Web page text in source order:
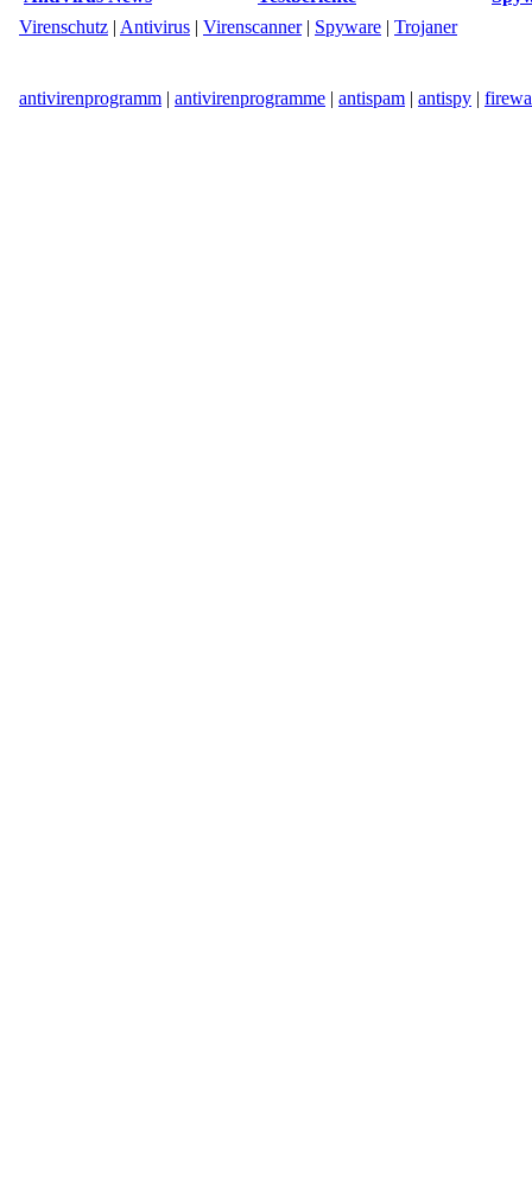
Virenschutz | Antivirus | Virenscanner| Spyware | Trojaner
antivirenprogramm | antivirenprogramme | antispam | antispy |